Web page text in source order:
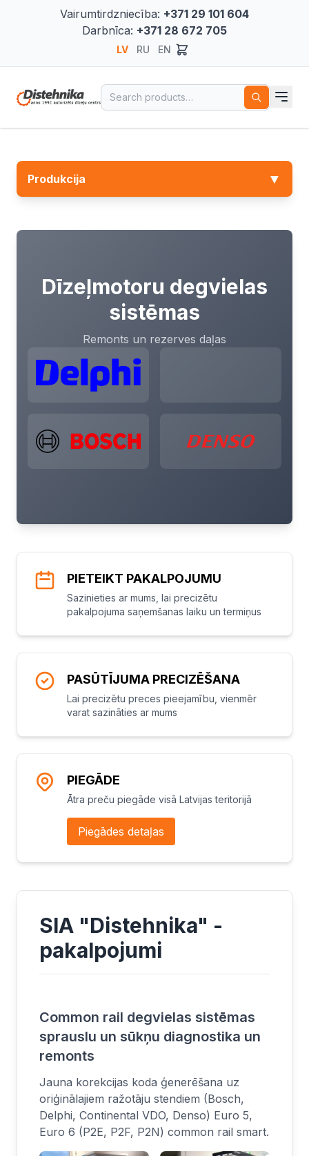
Vairumtirdzniecība: +371 29 101 604
Darbnīca: +371 28 672 705
LV RU EN
Search for:
Produkcija ▼
Dīzeļmotoru degvielas
sistēmas
Remonts un rezerves daļas
PIETEIKT PAKALPOJUMU
Sazinieties ar mums, lai precizētu
pakalpojuma saņemšanas laiku un termiņus
PASŪTĪJUMA PRECIZĒŠANA
Lai precizētu preces pieejamību, vienmēr
varat sazināties ar mums
PIEGĀDE
Ātra preču piegāde visā Latvijas teritorijā
Piegādes detaļas
SIA "Distehnika" -
pakalpojumi
Common rail degvielas sistēmas
sprauslu un sūkņu diagnostika un
remonts
Jauna korekcijas koda ģenerēšana uz
oriģinālajiem ražotāju stendiem (Bosch,
Delphi, Continental VDO, Denso) Euro 5,
Euro 6 (P2E, P2F, P2N) common rail smart.